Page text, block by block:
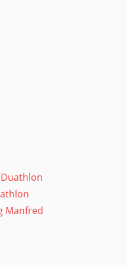
Duathlon
Manfred